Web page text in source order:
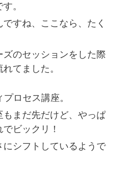
。
すね、ここなら、たく
のセッションをした際
てました。
ロセス講座。
まだ先だけど、やっぱ
ビックリ！
にシフトしているようで